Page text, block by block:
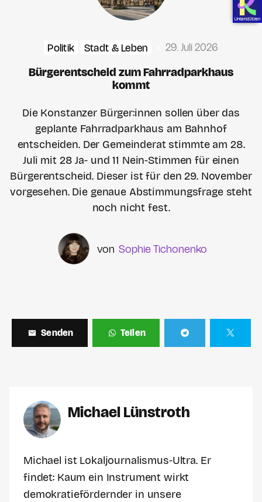
Politik Stadt & Leben 29. Juli 2026
Bürgerentscheid zum Fahrradparkhaus
kommt
Die Konstanzer Bürger:innen sollen über das
geplante Fahrradparkhaus am Bahnhof
entscheiden. Der Gemeinderat stimmte am 28.
Juli mit 28 Ja- und 11 Nein-Stimmen für einen
Bürgerentscheid. Dieser ist für den 29. November
vorgesehen. Die genaue Abstimmungsfrage steht
noch nicht fest.
Sophie Tichonenko
Senden Teilen
Michael Lünstroth
Michael ist Lokaljournalismus-Ultra. Er
findet: Kaum ein Instrument wirkt
demokratiefördernder in unsere